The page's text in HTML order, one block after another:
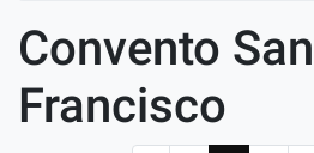
Convento San
Francisco